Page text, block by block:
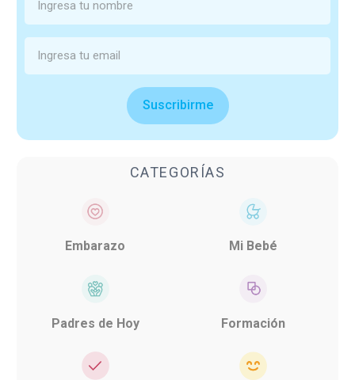
Suscribirme
CATEGORÍAS
Embarazo Mi Bebé
Padres de Hoy Formación